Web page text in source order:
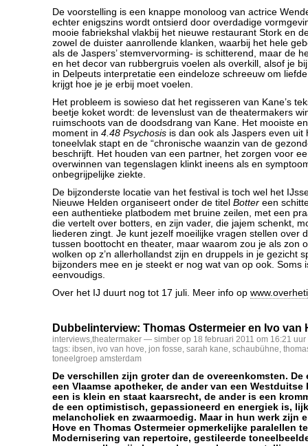
De voorstelling is een knappe monoloog van actrice
echter enigszins wordt ontsierd door overdadige
mooie fabriekshal vlakbij het nieuwe restaurant Stork en
zowel de duister aanrollende klanken, waarbij het hele
als de Jaspers’ stemvervorming- is schitterend, maar de
en het decor van rubbergruis voelen als overkill, alsof je
in Delpeuts interpretatie een eindeloze schreeuw om
krijgt hoe je je erbij moet voelen.
Het probleem is sowieso dat het regisseren van Kane’s
beetje koket wordt: de levenslust van de theatermakers
ruimschoots van de doodsdrang van Kane. Het mooiste
moment in 4.48 Psychosis is dan ook als Jaspers even uit
toneelvlak stapt en de “chronische waanzin van de
beschrijft. Het houden van een partner, het zorgen voor
overwinnen van tegenslagen klinkt ineens als en
onbegrijpelijke ziekte.
De bijzonderste locatie van het festival is toch wel het
Nieuwe Helden organiseert onder de titel Botter een
een authentieke platbodem met bruine zeilen, met een
die vertelt over botters, en zijn vader, die jajem schenkt,
liederen zingt. Je kunt jezelf moeilijke vragen stellen over
tussen boottocht en theater, maar waarom zou je als zon
wolken op z’n allerhollandst zijn en druppels in je gezicht
bijzonders mee en je steekt er nog wat van op ook. Soms
eenvoudigs.
Over het IJ duurt nog tot 17 juli. Meer info op
Dubbelinterview: Thomas Ostermeier en Ivo van
interviews,theatermaker — simber op 18 februari 2011 om 16:21 uur
tags: ibsen, ivo van hove, jon fosse, sarah kane, schaubühne,
toneelgroep amsterdam
De verschillen zijn groter dan de overeenkomsten. De
een Vlaamse apotheker, de ander van een Westduitse
een is klein en staat kaarsrecht, de ander is een
de een optimistisch, gepassioneerd en energiek is,
melancholiek en zwaarmoedig. Maar in hun werk zijn
Hove en Thomas Ostermeier opmerkelijke paralellen
Modernisering van repertoire, gestileerde